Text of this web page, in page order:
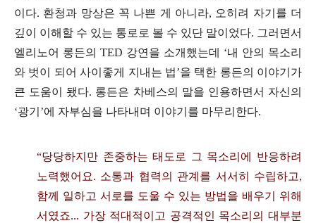
이다. 환청과 망상은 꼭 나쁜 게 아니라, 오히려 자기를 더
깊이 이해할 수 있는 통로로 볼 수 있단 말이었다. 그러면서
엘리노어 롱든의 TED 강연을 소개했는데 ‘내 안의 목소리
와 벗이 되어 사이좋게 지내는 법’을 택한 롱든의 이야기가
큰 도움이 됐다. 롱든은 차베스의 말을 인용하면서 자신의
‘광기 ’에 자부심을 나타내며 이야기를 마무리한다.
“당당하지만 존중하는 태도로 그 목소리에 반응하려
노력했어요. 소통과 협력의 관계를 서서히 수립하고,
함께 일하고 서로를 도울 수 있는 방법을 배우기 위해
서였죠... 가장 적대적이고 공격적인 목소리의 대부분